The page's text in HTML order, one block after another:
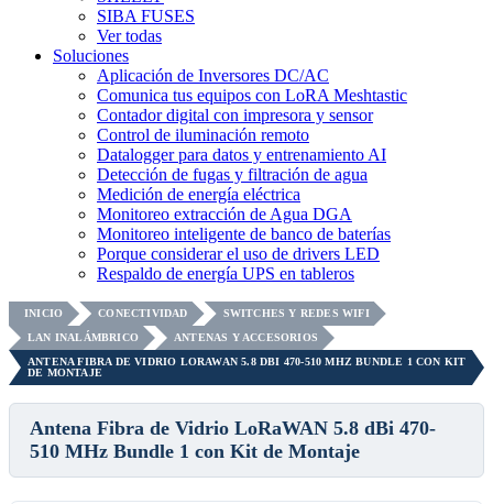
SIBA FUSES
Ver todas
Soluciones
Aplicación de Inversores DC/AC
Comunica tus equipos con LoRA Meshtastic
Contador digital con impresora y sensor
Control de iluminación remoto
Datalogger para datos y entrenamiento AI
Detección de fugas y filtración de agua
Medición de energía eléctrica
Monitoreo extracción de Agua DGA
Monitoreo inteligente de banco de baterías
Porque considerar el uso de drivers LED
Respaldo de energía UPS en tableros
INICIO CONECTIVIDAD
SWITCHES Y REDES WIFI
LAN INALÁMBRICO
ANTENAS Y ACCESORIOS
ANTENA FIBRA DE VIDRIO LORAWAN 5.8 DBI 470-510 MHZ BUNDLE 1 CON KIT
DE MONTAJE
Antena Fibra de Vidrio LoRaWAN 5.8 dBi 470-
510 MHz Bundle 1 con Kit de Montaje